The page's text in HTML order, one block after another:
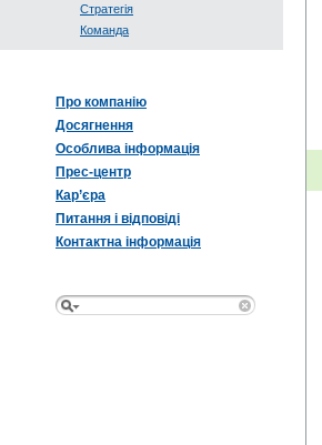
Стратегія
Команда
Про компанію
Досягнення
Особлива інформація
Прес-центр
Кар’єра
Питання і відповіді
Контактна інформація